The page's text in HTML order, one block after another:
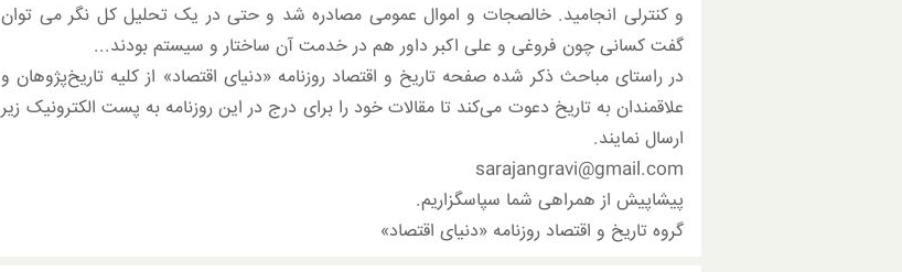
و کنترلی انجامید. خالصجات و اموال عمومی مصادره شد و حتی در یک تحلیل کل نگر می توان
گفت کسانی چون فروغی و علی اکبر داور هم در خدمت آن ساختار و سیستم بودند...
در راستای مباحث ذکر شده صفحه تاریخ و اقتصاد روزنامه «دنیای اقتصاد» از کلیه تاریخ‌پژوهان و
علاقمندان به تاریخ دعوت می‌کند تا مقالات خود را برای درج در این روزنامه به پست الکترونیک زیر
ارسال نمایند.
sarajangravi@gmail.com
پیشاپیش از همراهی شما سپاسگزاریم.
گروه تاریخ و اقتصاد روزنامه «دنیای اقتصاد»